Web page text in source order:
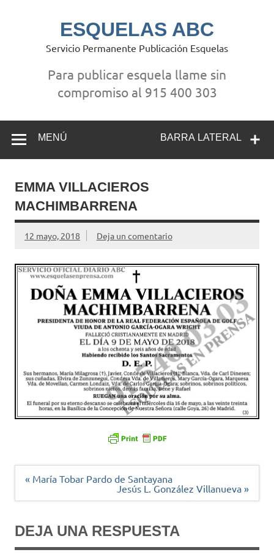
ESQUELAS ABC
Servicio Permanente Publicación Esquelas
Para publicar esquela llame sin
compromiso al 915 400 303
BARRA LATERAL
MENÚ
EMMA VILLACIEROS
MACHIMBARRENA
12 mayo, 2018 Deja un comentario
Navegación
« María Tobar Pardo de Santayana
Jesús L. González Villanueva »
DEJA UNA RESPUESTA